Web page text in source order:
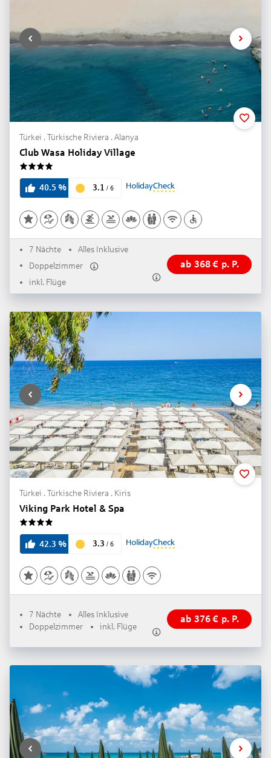
Türkei . Türkische Riviera . Alanya
Club Wasa Holiday Village
40.5 % 3.1 / 6
7 Nächte
Alles Inklusive
Doppelzimmer
inkl. Flüge
ab 368€ p. P.
Türkei . Türkische Riviera . Kiris
Viking Park Hotel & Spa
4
42.3 % 3.3 / 6
7 Nächte
Alles Inklusive
Doppelzimmer
inkl. Flüge
ab 376€ p. P.